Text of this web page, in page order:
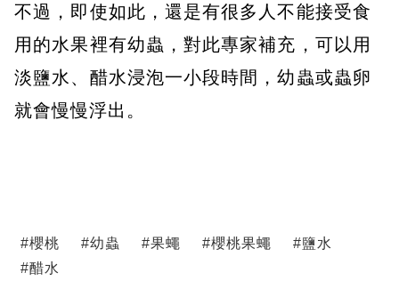
不過，即使如此，還是有很多人不能接受食
用的水果裡有幼蟲，對此專家補充，可以用
淡鹽水、醋水浸泡一小段時間，幼蟲或蟲卵
就會慢慢浮出。
#櫻桃 #幼蟲 #果蠅 #櫻桃果蠅 #鹽水
#醋水